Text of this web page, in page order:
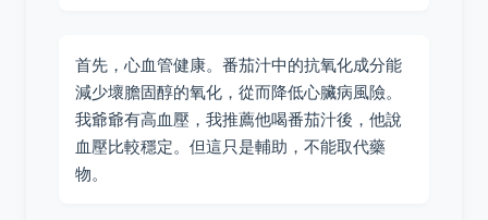
首先，心血管健康。番茄汁中的抗氧化成分能
減少壞膽固醇的氧化，從而降低心臟病風險。
我爺爺有高血壓，我推薦他喝番茄汁後，他說
血壓比較穩定。但這只是輔助，不能取代藥
物。